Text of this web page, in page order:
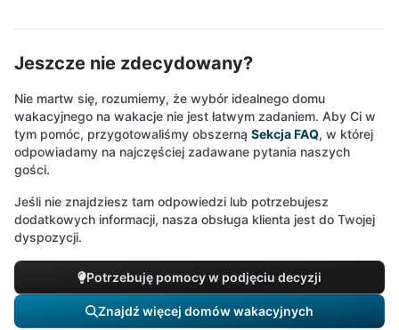
Jeszcze nie zdecydowany?
Nie martw się, rozumiemy, że wybór idealnego domu
wakacyjnego na wakacje nie jest łatwym zadaniem. Aby Ci w
tym pomóc, przygotowaliśmy obszerną Sekcja FAQ, w której
odpowiadamy na najczęściej zadawane pytania naszych
gości.
Jeśli nie znajdziesz tam odpowiedzi lub potrzebujesz
dodatkowych informacji, nasza obsługa klienta jest do Twojej
dyspozycji.
Potrzebuję pomocy w podjęciu decyzji
Znajdź więcej domów wakacyjnych